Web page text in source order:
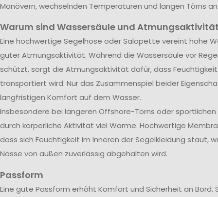
Manövern, wechselnden Temperaturen und langen Törns
Warum sind Wassersäule und
Eine hochwertige Segelhose oder Salopette vereint hohe
guter Atmungsaktivität. Während die Wassersäule vor
schützt, sorgt die Atmungsaktivität dafür, dass
transportiert wird. Nur das Zusammenspiel beider
langfristigen Komfort auf dem Wasser.
Insbesondere bei längeren Offshore-Törns oder
durch körperliche Aktivität viel Wärme. Hochwertige
dass sich Feuchtigkeit im Inneren der Segelkleidung staut,
Nässe von außen zuverlässig abgehalten wird.
Passform
Eine gute Passform erhöht Komfort und Sicherheit an Bord.